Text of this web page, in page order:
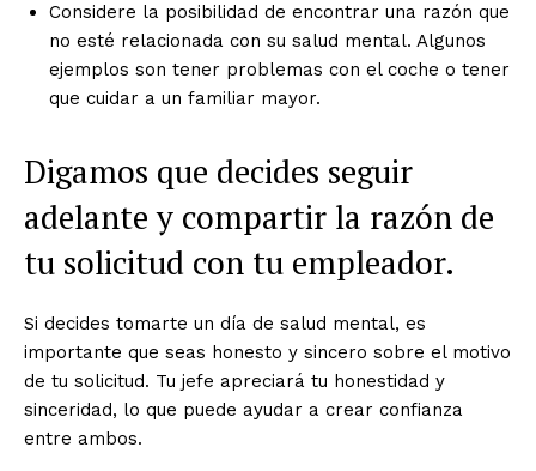
Considere la posibilidad de encontrar una razón que
no esté relacionada con su salud mental. Algunos
ejemplos son tener problemas con el coche o tener
que cuidar a un familiar mayor.
Digamos que decides seguir
adelante y compartir la razón de
tu solicitud con tu empleador.
Si decides tomarte un día de salud mental, es
importante que seas honesto y sincero sobre el motivo
de tu solicitud. Tu jefe apreciará tu honestidad y
sinceridad, lo que puede ayudar a crear confianza
entre ambos.